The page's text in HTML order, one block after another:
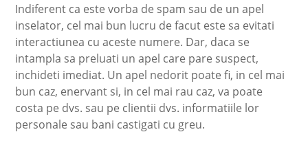
Indiferent ca este vorba de spam sau de un apel
inselator, cel mai bun lucru de facut este sa evitati
interactiunea cu aceste numere. Dar, daca se
intampla sa preluati un apel care pare suspect,
inchideti imediat. Un apel nedorit poate fi, in cel mai
bun caz, enervant si, in cel mai rau caz, va poate
costa pe dvs. sau pe clientii dvs. informatiile lor
personale sau bani castigati cu greu.